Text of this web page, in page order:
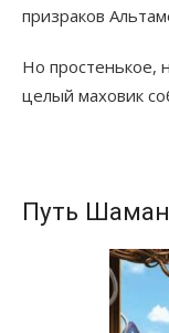
призраков
Но простенькое,
целый маховик
Путь